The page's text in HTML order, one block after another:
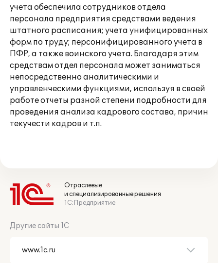
учета обеспечила сотрудников отдела
персонала предприятия средствами ведения
штатного расписания; учета унифицированных
форм по труду; персонифицированного учета в
ПФР, а также воинского учета. Благодаря этим
средствам отдел персонала может заниматься
непосредственно аналитическими и
управленческими функциями, используя в своей
работе отчеты разной степени подробности для
проведения анализа кадрового состава, причин
текучести кадров и т.п.
Отраслевые
и специализированные решения
1С:Предприятие
Другие сайты 1С